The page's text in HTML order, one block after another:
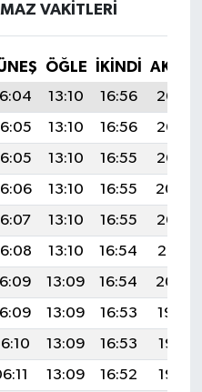
VAKITLERI
ÖĞLE İKINDI
13:10 16:56
20:07
13:10 16:56
20:06
13:10 16:55
20:05
13:10 16:55
20:04
13:10 16:55
20:03
13:10 16:54
20:01
13:09 16:54
20:00
13:09 16:53
19:59
13:09 16:53
19:58
13:09 16:52
19:57